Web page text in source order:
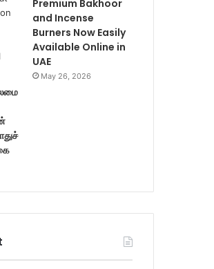
Premium Bakhoor
and Incense
Burners Now Easily
Available Online in
UAE
May 26, 2026